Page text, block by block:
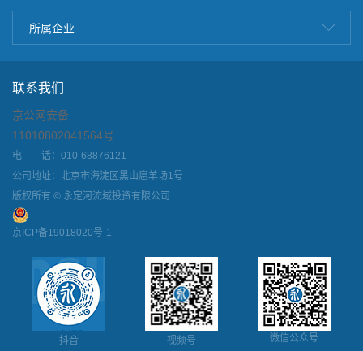
所属企业
联系我们
京公网安备
11010802041564号
电 话：010-68876121
公司地址：北京市海淀区黑山扈羊场1号
版权所有 © 永定河流域投资有限公司
京ICP备19018020号-1
抖音 视频号 微信公众号